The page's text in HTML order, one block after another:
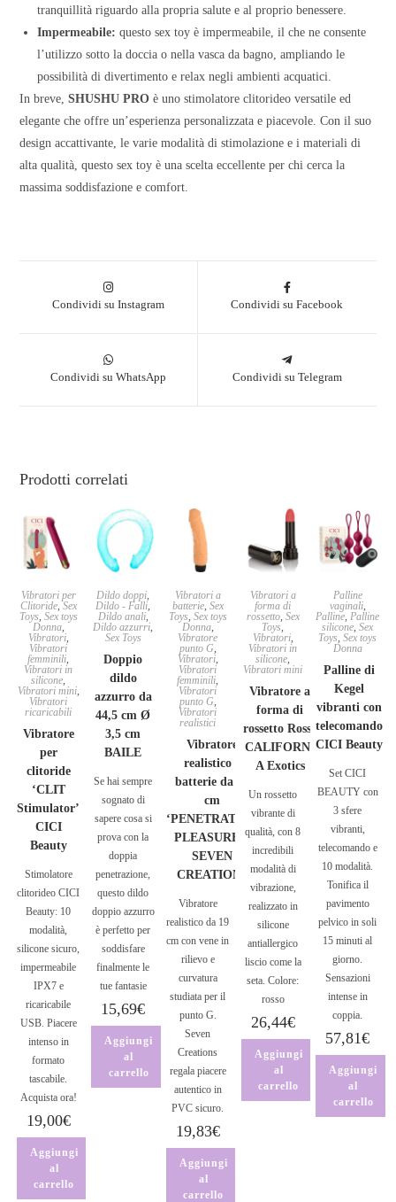
tranquillità riguardo alla propria salute e al proprio benessere.
Impermeabile: questo sex toy è impermeabile, il che ne consente
l’utilizzo sotto la doccia o nella vasca da bagno, ampliando le
possibilità di divertimento e relax negli ambienti acquatici.
In breve,SHUSHU PRO è uno stimolatore clitorideo versatile ed
elegante che offre un’esperienza personalizzata e piacevole. Con il suo
design accattivante, le varie modalità di stimolazione e i materiali di
alta qualità, questo sex toy è una scelta eccellente per chi cerca la
massima soddisfazione e comfort.
Condividi su Instagram Condividi su Facebook
Condividi su WhatsApp Condividi su Telegram
Prodotti correlati
Vibratori per
Clitoride,Sex
Toys Sex toys
Donna,
Vibratori,
Vibratori
femminili
Vibratori in
silicone
Vibratori mini,
Vibratori
ricaricabili
Vibratore
per
clitoride
‘CLIT
Stimulator’
CICI
Beauty
Stimolatore
clitorideo CICI
Beauty: 10
modalità,
silicone sicuro,
impermeabile
IPX7 e
ricaricabile
USB. Piacere
intenso in
formato
tascabile.
Acquista ora!
19,00€
Aggiungi
al
carrello
Dildo doppi
Dildo - Falli
Dildo anali,
Dildo azzurri
Sex Toys
Doppio
dildo
azzurro da
44,5 cm Ø
3,5 cm
BAILE
Se hai sempre
sognato di
sapere cosa si
prova con la
doppia
penetrazione,
questo dildo
doppio azzurro
è perfetto per
soddisfare
finalmente le
tue fantasie
15,69€
Aggiungi
al
carrello
Vibratori a
batterie, Sex
Toys Sex toys
Donna,
Vibratore
punto G
Vibratori,
Vibratori
femminili
Vibratori
punto G
Vibratori
realistici
Vibratore
realistico a
batterie da 19
cm
‘PENETRATING
PLEASURES’
SEVEN
CREATIONS
Vibratore
realistico da 19
cm con vene in
rilievo e
curvatura
studiata per il
punto G.
Seven
Creations
regala piacere
autentico in
PVC sicuro.
19,83€
Aggiungi
al
carrello
Vibratori a
forma di
rossetto, Sex
Toys
Vibratori,
Vibratori in
silicone
Vibratori mini
Vibratore a
forma di
rossetto Rosso
CALIFORNI
A Exotics
Un rossetto
vibrante di
qualità, con 8
incredibili
modalità di
vibrazione,
realizzato in
silicone
antiallergico
liscio come la
seta. Colore:
rosso
26,44€
Aggiungi
al
carrello
Palline
vaginali,
Palline Palline
silicone ,Sex
Toys ,Sex toys
Donna
Palline di
Kegel
vibranti con
telecomando
CICI Beauty
Set CICI
BEAUTY con
3 sfere
vibranti,
telecomando e
10 modalità.
Tonifica il
pavimento
pelvico in soli
15 minuti al
giorno.
Sensazioni
intense in
coppia.
57,81€
Aggiungi
al
carrello